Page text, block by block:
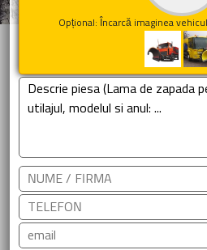
Opțional: Încarcă imaginea